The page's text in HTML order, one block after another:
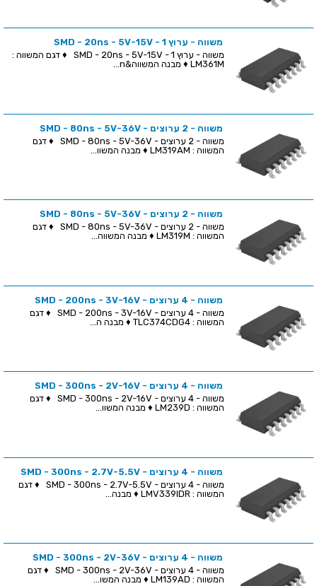
משווה - ערוץ 1 - SMD - 20ns - 5V-15V
משווה - ערוץ 1 - SMD - 20ns - 5V-15V ♦ דגם המשווה :
LM361M ♦ מבנה המשווה&n...
משווה - 2 ערוצים - SMD - 80ns - 5V-36V
משווה - 2 ערוצים - SMD - 80ns - 5V-36V ♦ דגם
המשווה : LM319AM ♦ מבנה המשוו...
משווה - 2 ערוצים - SMD - 80ns - 5V-36V
משווה - 2 ערוצים - SMD - 80ns - 5V-36V ♦ דגם
המשווה : LM319M ♦ מבנה המשווה...
משווה - 4 ערוצים - SMD - 200ns - 3V-16V
משווה - 4 ערוצים - SMD - 200ns - 3V-16V ♦ דגם
המשווה : TLC374CDG4 ♦ מבנה ה...
משווה - 4 ערוצים - SMD - 300ns - 2V-16V
משווה - 4 ערוצים - SMD - 300ns - 2V-16V ♦ דגם
המשווה : LM239D ♦ מבנה המשוו...
משווה - 4 ערוצים - SMD - 300ns - 2.7V-5.5V
משווה - 4 ערוצים - SMD - 300ns - 2.7V-5.5V ♦ דגם
המשווה : LMV339IDR ♦ מבנה...
משווה - 4 ערוצים - SMD - 300ns - 2V-36V
משווה - 4 ערוצים - SMD - 300ns - 2V-36V ♦ דגם
המשווה : LM139AD ♦ מבנה המשו...